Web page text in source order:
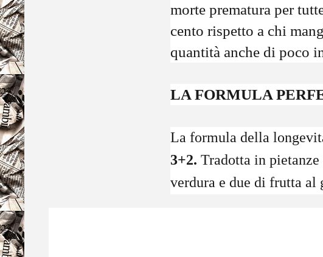
morte prematura per
cento rispetto a chi
quantità anche di poco
LA FORMULA
La formula della
3+2. Tradotta in
verdura e due di frutta al